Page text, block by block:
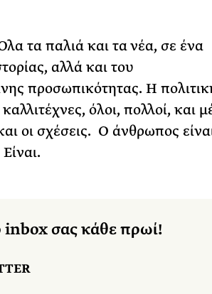
τα παλιά και τα νέα, σε ένα
αλλά και του
προσωπικότητας. Η
όλοι, πολλοί, και
οι σχέσεις. Ο άνθρωπος
inbox σας κάθε πρωί!